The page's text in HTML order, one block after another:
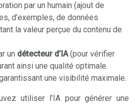
par un humain (ajout de
d’exemples, de données
la valeur perçue du contenu de
un détecteur d’IA(pour vérifier
ainsi une qualité optimale.
une visibilité maximale.
utiliser l’IA pour générer une